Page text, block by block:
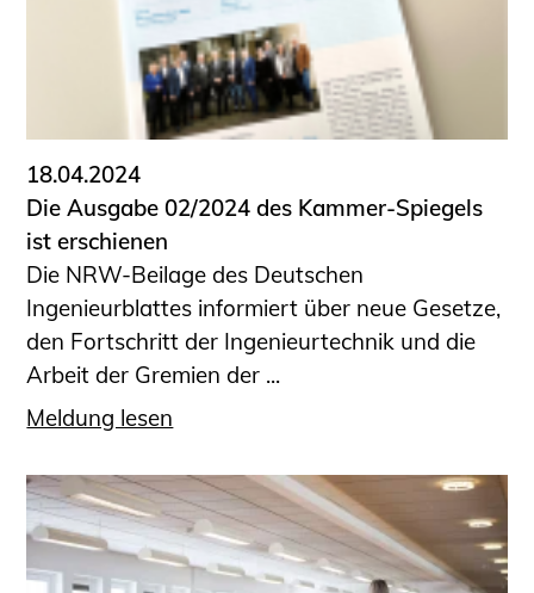
18.04.2024
Die Ausgabe 02/2024 des Kammer-Spiegels
ist erschienen
Die NRW-Beilage des Deutschen
Ingenieurblattes informiert über neue Gesetze,
den Fortschritt der Ingenieurtechnik und die
Arbeit der Gremien der ...
Meldung lesen